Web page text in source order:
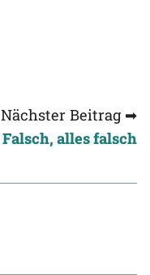
Nächster Beitrag ➡
Falsch, alles falsch